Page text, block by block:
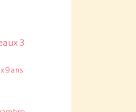
3
9 ans